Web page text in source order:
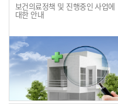
보건의료정책 및 진행중인 사업에
대한 안내